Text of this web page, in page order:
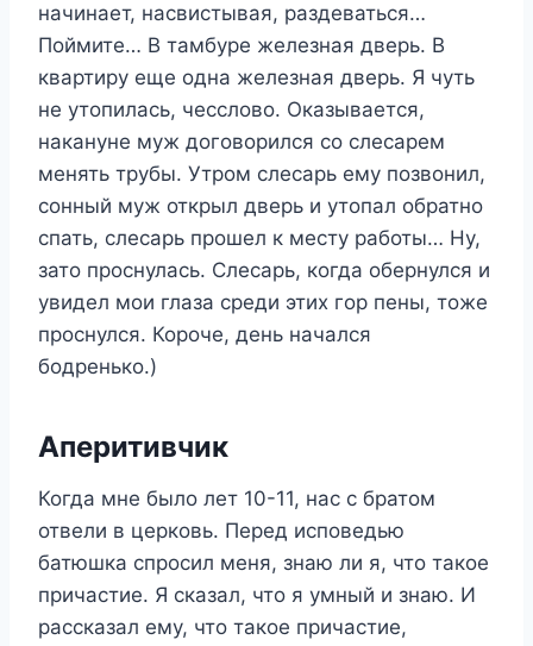
начинает, насвистывая, раздеваться…
Поймите… В тамбуре железная дверь. В
квартиру еще одна железная дверь. Я чуть
не утопилась, чесслово. Оказывается,
накануне муж договорился со слесарем
менять трубы. Утром слесарь ему позвонил,
сонный муж открыл дверь и утопал обратно
спать, слесарь прошел к месту работы… Ну,
зато проснулась. Слесарь, когда обернулся и
увидел мои глаза среди этих гор пены, тоже
проснулся. Короче, день начался
бодренько.)
Аперитивчик
Когда мне было лет 10-11, нас с братом
отвели в церковь. Перед исповедью
батюшка спросил меня, знаю ли я, что такое
причастие. Я сказал, что я умный и знаю. И
рассказал ему, что такое причастие,